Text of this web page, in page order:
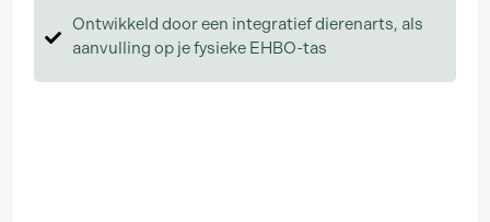
Ontwikkeld door een integratief dierenarts, als
aanvulling op je fysieke EHBO-tas